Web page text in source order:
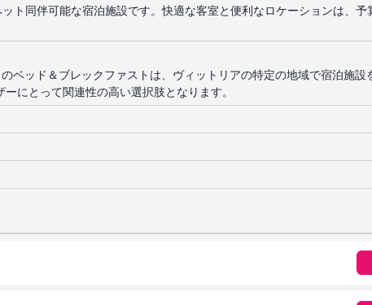
ト同伴可能な宿泊施設です。快適な客室と便利なロケーションは、予
ベッド＆ブレックファストは、ヴィットリアの特定の地域で宿泊施設
にとって関連性の高い選択肢となります。